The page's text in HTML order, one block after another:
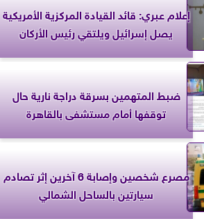
إعلام عبري: قائد القيادة المركزية الأمريكية
يصل إسرائيل ويلتقي رئيس الأركان
ضبط المتهمين بسرقة دراجة نارية حال
توقفها أمام مستشفى بالقاهرة
مصرع شخصين وإصابة 6 آخرين إثر تصادم
سيارتين بالساحل الشمالي